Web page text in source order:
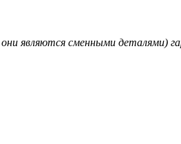
являются сменными деталями)